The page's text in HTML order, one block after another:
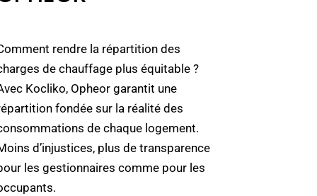
rendre la répartition des
de chauffage plus équitable ?
Kocliko, Opheor garantit une
fondée sur la réalité des
de chaque logement.
d’injustices, plus de transparence
les gestionnaires comme pour les